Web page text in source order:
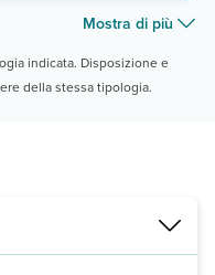
Mostra di più
indicata. Disposizione e
della stessa tipologia.